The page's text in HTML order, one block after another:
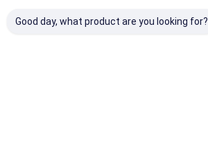
Offener Rahmen LCD-Monitor
Good day, what product are you looking for?